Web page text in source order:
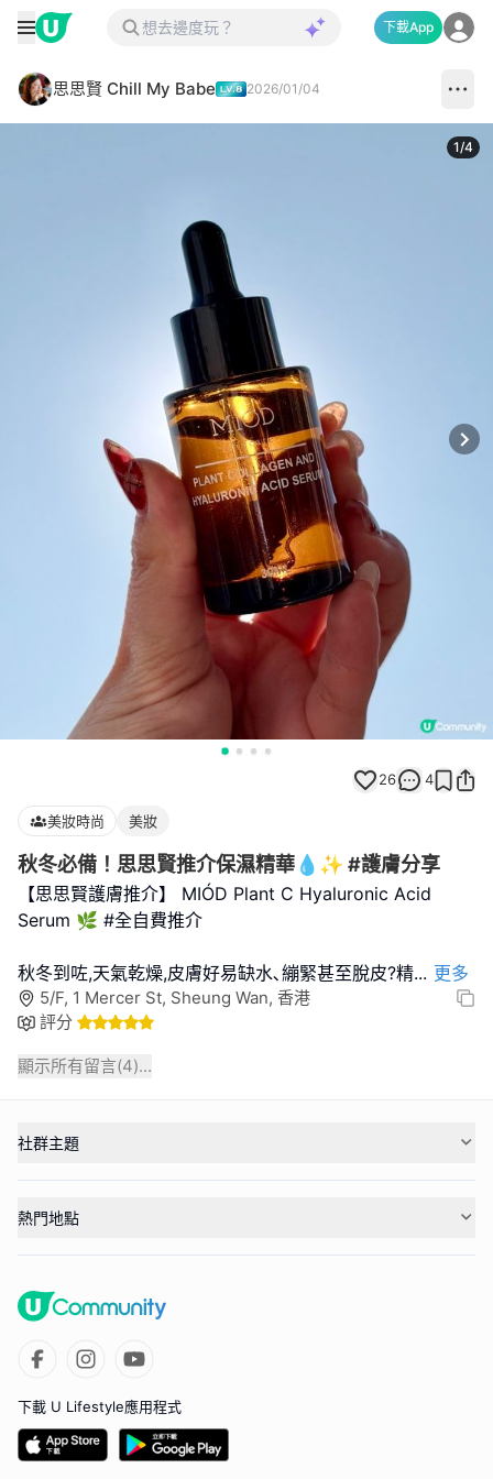
下載App
思思賢 Chill My Babe 2026/01/04
1/4
26 4
美妝時尚 美妝
秋冬必備！思思賢推介保濕精華💧✨ #護膚分享
【思思賢護膚推介】 MIÓD Plant C Hyaluronic Acid
Serum 🌿 #全自費推介
秋冬到咗,天氣乾燥,皮膚好易缺水､繃緊甚至脫皮?精... 更多
5/F, 1 Mercer St, Sheung Wan, 香港
評分
顯示所有留言(4)...
社群主題
熱門地點
下載 U Lifestyle應用程式